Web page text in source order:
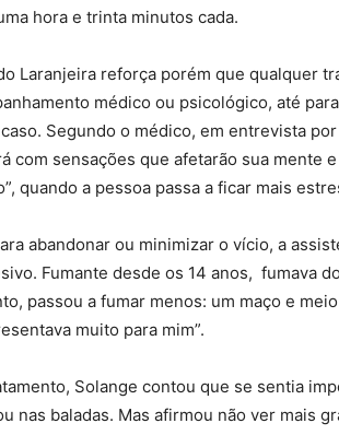
hora e trinta minutos cada.
Laranjeira reforça porém que qualquer
médico ou psicológico, até
Segundo o médico, em entrevista
com sensações que afetarão sua mente
quando a pessoa passa a ficar mais
abandonar ou minimizar o vício, a
Fumante desde os 14 anos, fumava
passou a fumar menos: um maço e
muito para mim”.
Solange contou que se sentia
nas baladas. Mas afirmou não ver mais